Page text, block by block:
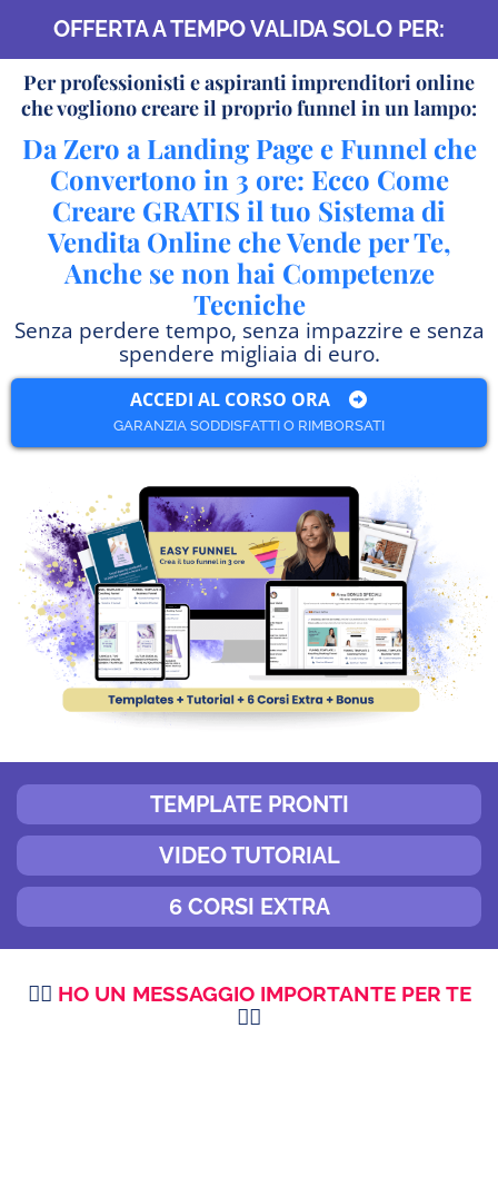
OFFERTA A TEMPO VALIDA SOLO PER:
Per professionisti e aspiranti imprenditori online
che vogliono creare il proprio funnel in un lampo:
Da Zero a Landing Page e Funnel che
Convertono in 3 ore: Ecco Come
Creare GRATIS il tuo Sistema di
Vendita Online che Vende per Te,
Anche se non hai Competenze
Tecniche
Senza perdere tempo, senza impazzire e senza
spendere migliaia di euro.
ACCEDI AL CORSO ORA
GARANZIA SODDISFATTI O RIMBORSATI
TEMPLATE PRONTI
VIDEO TUTORIAL
6 CORSI EXTRA
👇🏻 HO UN MESSAGGIO IMPORTANTE PER TE
👇🏻